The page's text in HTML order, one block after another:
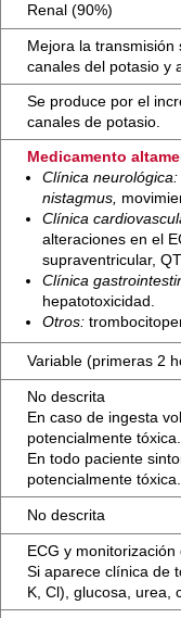
Renal (90%)
Mejora la
canales del potasio y
Se produce por el
canales de potasio.
Medicamento
Clínica
nistagmus,
Clínica
alteraciones en el
supraventricular,
Clínica
hepatotoxicidad.
Otros:
Variable (primeras 2
No descrita
En caso de ingesta
potencialmente tóxica.
En todo paciente
potencialmente tóxica.
No descrita
ECG y monitorización
Si aparece clínica de
K, Cl), glucosa, urea,